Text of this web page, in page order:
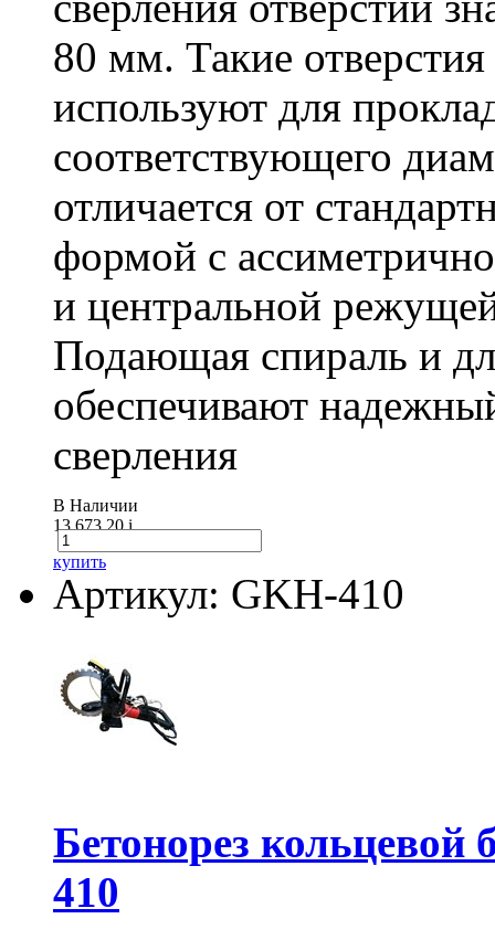
80 мм. Такие
используют для
соответствующего
отличается от
формой с
и центральной
Подающая спираль и
обеспечивают
сверления
В Наличии
13 673.20i
купить
Артикул: GKH-410
Бетонорез
410